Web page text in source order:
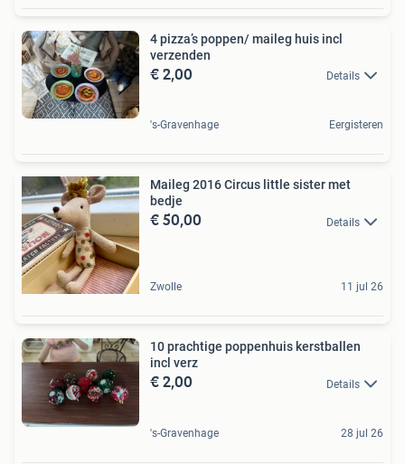
4 pizza’s poppen/ maileg huis incl
verzenden
€ 2,00 Details
's-Gravenhage Eergisteren
Maileg 2016 Circus little sister met
bedje
€ 50,00 Details
Zwolle 11 jul 26
10 prachtige poppenhuis kerstballen
incl verz
€ 2,00 Details
's-Gravenhage 28 jul 26